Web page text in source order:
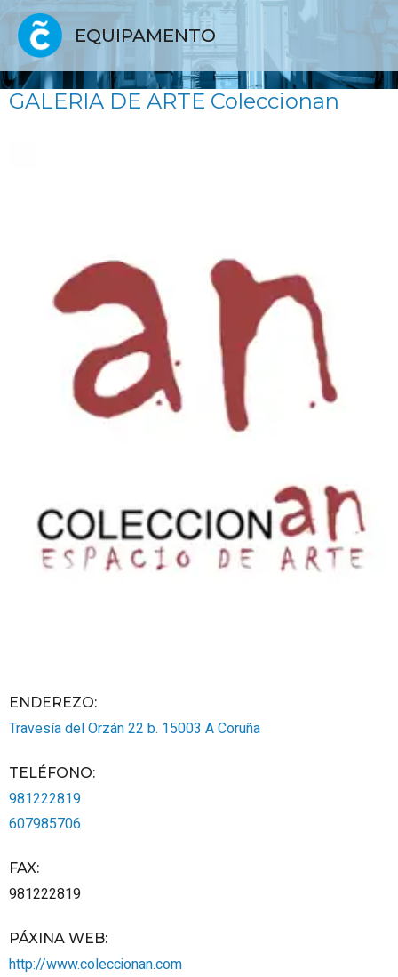
EQUIPAMENTO
GALERIA DE ARTE Coleccionan
ENDEREZO:
Travesía del Orzán 22 b. 15003 A Coruña
TELÉFONO:
981222819
607985706
FAX:
981222819
PÁXINA WEB:
http://www.coleccionan.com